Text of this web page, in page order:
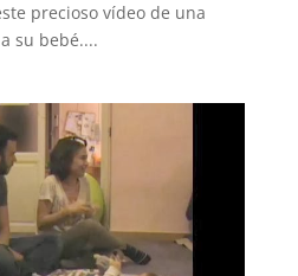
precioso vídeo de una
su bebé....